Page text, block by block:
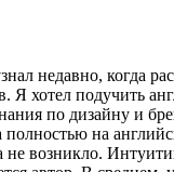
недавно, когда
Я хотел подучить
по дизайну и
полностью на
не возникло.